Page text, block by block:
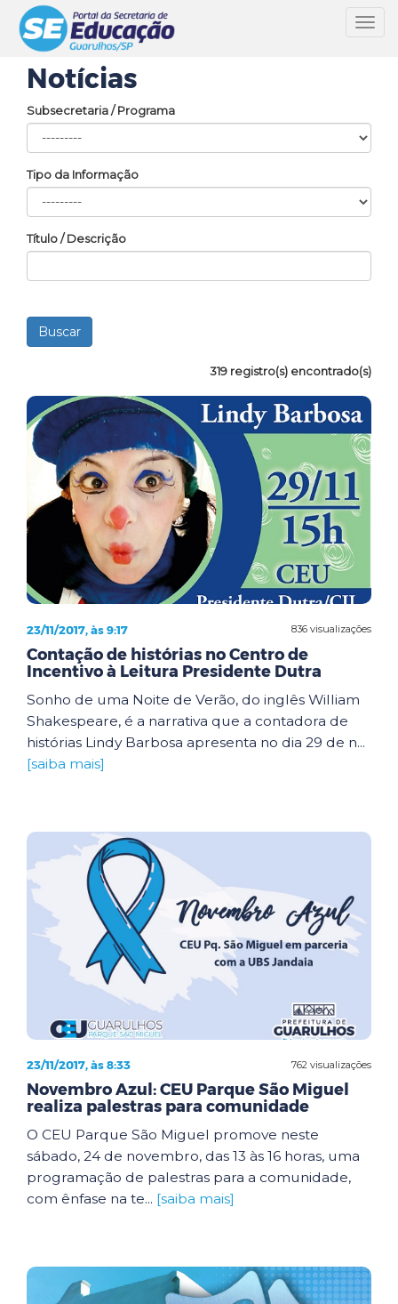
Notícias
Subsecretaria / Programa
Tipo da Informação
Título / Descrição
319 registro(s) encontrado(s)
836 visualizações
23/11/2017, às 9:17
Contação de histórias no Centro de
Incentivo à Leitura Presidente Dutra
Sonho de uma Noite de Verão, do inglês William
Shakespeare, é a narrativa que a contadora de
histórias Lindy Barbosa apresenta no dia 29 de n...
[saiba mais]
762 visualizações
23/11/2017, às 8:33
Novembro Azul: CEU Parque São Miguel
realiza palestras para comunidade
O CEU Parque São Miguel promove neste
sábado, 24 de novembro, das 13 às 16 horas, uma
programação de palestras para a comunidade,
com ênfase na te... [saiba mais]